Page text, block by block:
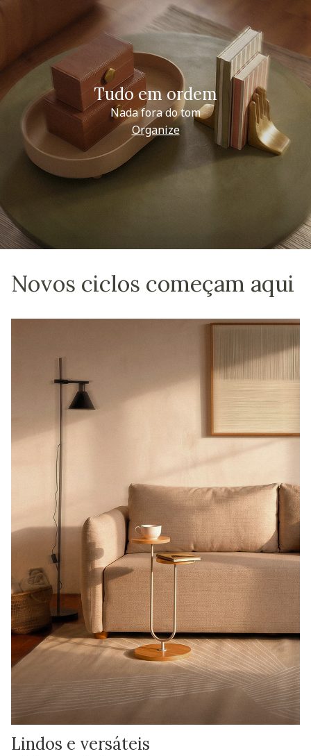
Tudo em ordem
Nada fora do tom
Organize
Novos ciclos começam aqui
Lindos e versáteis